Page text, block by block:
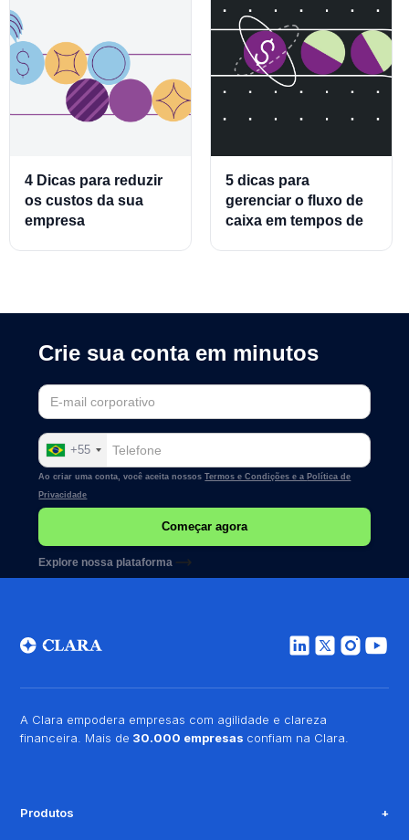
4 Dicas para reduzir
os custos da sua
empresa
5 dicas para
gerenciar o fluxo de
caixa em tempos de
Crie sua conta em minutos
+55
Ao criar uma conta, você aceita nossosTermos e Condições e a Política de
Privacidade
Explore nossa plataforma
A Clara empodera empresas com agilidade e clareza
financeira. Mais de 30.000 empresas confiam na Clara.
Produtos